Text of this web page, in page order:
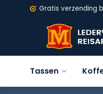
Gratis verzending
Tassen